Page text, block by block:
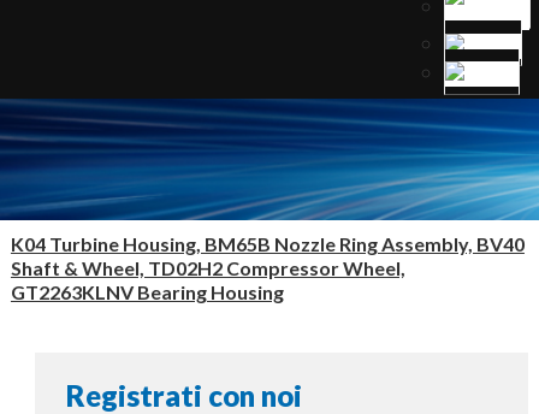
K04 Turbine Housing, BM65B Nozzle Ring Assembly, BV40
Shaft & Wheel, TD02H2 Compressor Wheel,
GT2263KLNV Bearing Housing
Registrati con noi